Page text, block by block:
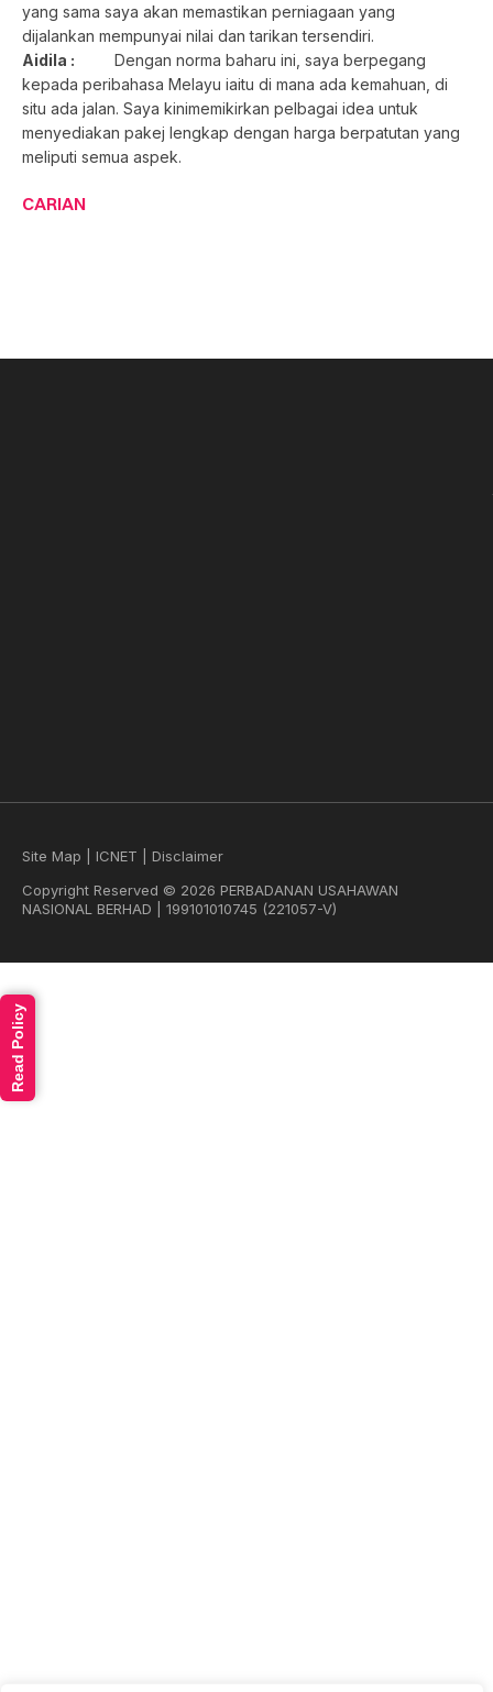
yang sama saya akan memastikan perniagaan yang
dijalankan mempunyai nilai dan tarikan tersendiri.
Aidila : Dengan norma baharu ini, saya berpegang
kepada peribahasa Melayu iaitu di mana ada kemahuan, di
situ ada jalan. Saya kinimemikirkan pelbagai idea untuk
menyediakan pakej lengkap dengan harga berpatutan yang
meliputi semua aspek.
CARIAN
Site Map ICNET
Disclaimer
Copyright Reserved © 2026 PERBADANAN USAHAWAN
NASIONAL BERHAD | 199101010745 (221057-V)
Read Policy